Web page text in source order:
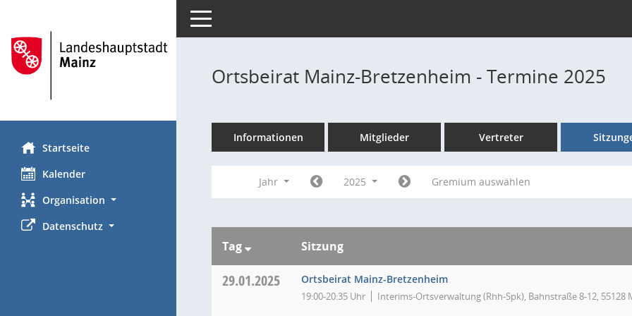
Startseite
Kalender
Organisation
Datenschutz
Toggle navigation
Ortsbeirat Mainz-Bretzenheim - Termine 2025
Informationen Mitglieder Vertreter
Jahr 2025 Gremium auswählen
Tag Sitzung
29.01.2025 Ortsbeirat Mainz-Bretzenheim
19:00-20:35 Uhr Interims-Ortsverwaltung (Rhh-Spk), Bahnstraße 8-12, 55128